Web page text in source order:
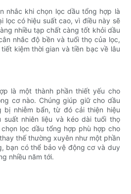
nhắc khi chọn lọc dầu tổng hợp là
lọc có hiệu suất cao, vì điều này sẽ
nhiều tạp chất càng tốt khỏi dầu
nhắc độ bền và tuổi thọ của lọc,
kiệm thời gian và tiền bạc về lâu
là một thành phần thiết yếu cho
cơ nào. Chúng giúp giữ cho dầu
bị nhiễm bẩn, từ đó cải thiện hiệu
suất nhiên liệu và kéo dài tuổi thọ
lọc dầu tổng hợp phù hợp cho
thế thường xuyên như một phần
bạn có thể bảo vệ động cơ và duy
nhiều năm tới.